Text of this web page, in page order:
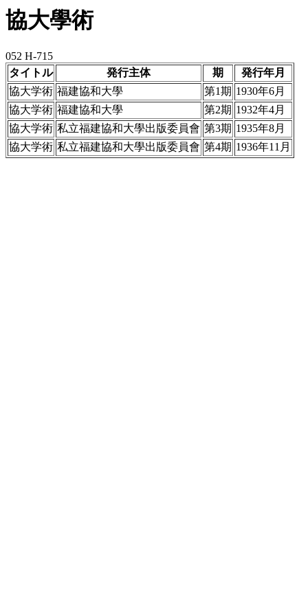
協大學術
052 H-715
タイトル
発行主体 期
発行年月
協大学術 福建協和大學 第1期 1930年6月
協大学術 福建協和大學 第2期 1932年4月
協大学術 私立福建協和大學出版委員會 第3期 1935年8月
協大学術 私立福建協和大學出版委員會 第4期 1936年11月